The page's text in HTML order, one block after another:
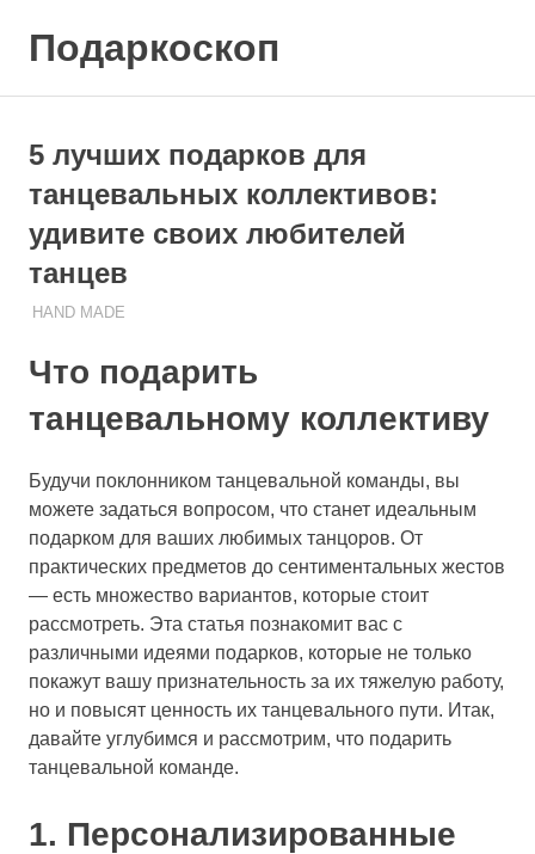
Подаркоскоп
подарить
5 лучших подарков для
танцевальных коллективов:
удивите своих любителей
танцев
23.11.2023
ПОДАРЧЕК
HAND MADE
Что подарить
танцевальному коллективу
Будучи поклонником танцевальной команды, вы
можете задаться вопросом, что станет идеальным
подарком для ваших любимых танцоров. От
практических предметов до сентиментальных жестов
— есть множество вариантов, которые стоит
рассмотреть. Эта статья познакомит вас с
различными идеями подарков, которые не только
покажут вашу признательность за их тяжелую работу,
но и повысят ценность их танцевального пути. Итак,
давайте углубимся и рассмотрим, что подарить
танцевальной команде.
1. Персонализированные